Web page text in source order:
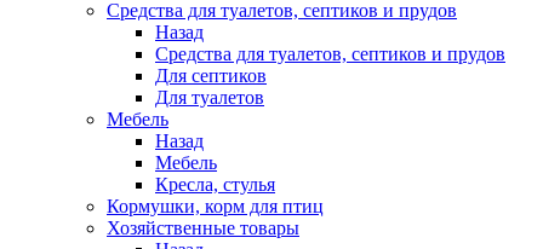
Средства для туалетов, септиков и прудов
Назад
Средства для туалетов, септиков и прудов
Для септиков
Для туалетов
Мебель
Назад
Мебель
Кресла, стулья
Кормушки, корм для птиц
Хозяйственные товары